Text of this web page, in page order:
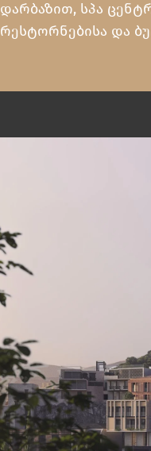
დარბაზით, სპა
რესტორნებისა და